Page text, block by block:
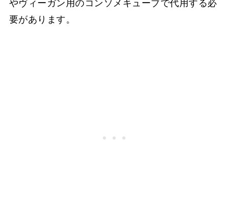
やヴィーガン用のコンソメキューブで代用する必
要があります。